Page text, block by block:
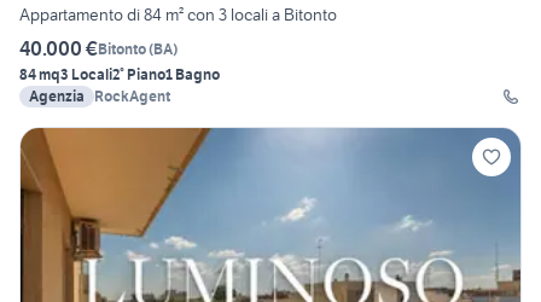
Appartamento di 84 m² con 3 locali a Bitonto
40.000 €Bitonto(BA)
84 mq3 Locali2° Piano1 Bagno
Agenzia
RockAgent